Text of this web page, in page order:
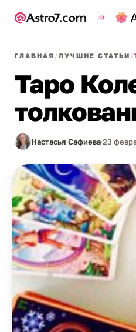
ГЛАВНАЯ /ЛУЧШИЕ СТАТЬИ /
Таро
Настасья Сафиева23